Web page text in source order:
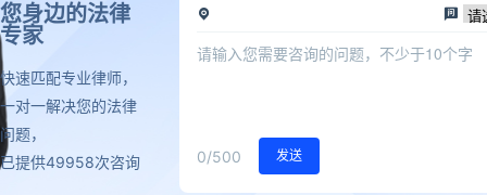
您身边的法律
专家
快速匹配专业律师，
一对一解决您的法律
问题，
已提供49958次咨询
0/500 发送